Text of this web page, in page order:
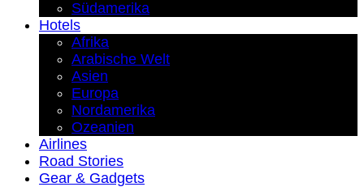
Südamerika
Hotels
Afrika
Arabische Welt
Asien
Europa
Nordamerika
Ozeanien
Airlines
Road Stories
Gear & Gadgets